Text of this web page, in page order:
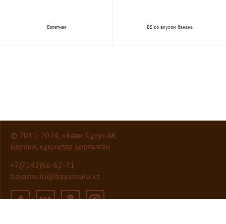
Взлетная BS со вкусом банана
© 2011-2024, «Баян Сұлу» АҚ
Барлық құқықтар қорғалған
+7(7142)56-62-71
bayansulu@bayansulu.kz